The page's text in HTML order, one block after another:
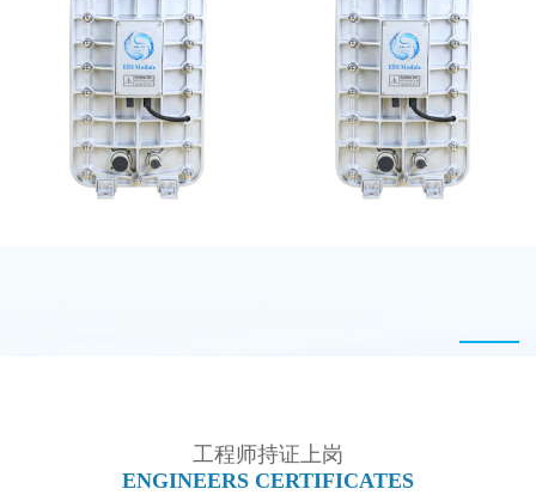
MK-TC100 EDI超纯水
处理设备
MK-TC500 EDI设备维
修
工程师持证上岗
ENGINEERS CERTIFICATES